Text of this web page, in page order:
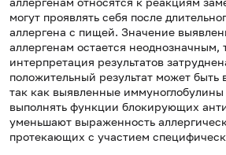
могут проявлять себя после
аллергена с пищей. Значение
аллергенам остается неоднозначным,
интерпретация результатов
положительный результат может
так как выявленные иммуноглобулины
выполнять функции блокирующих
уменьшают выраженность
протекающих с участием